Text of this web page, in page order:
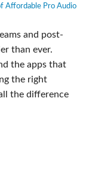
Affordable Pro Audio
and post-
than ever.
the apps that
the right
the difference